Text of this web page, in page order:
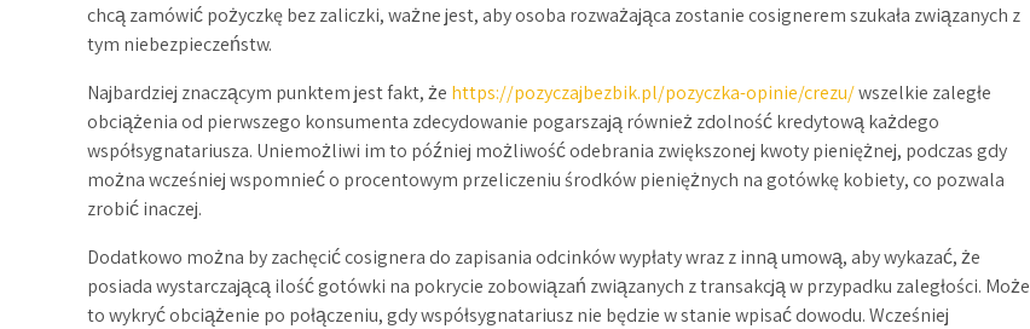
chcą zamówić pożyczkę bez zaliczki, ważne jest, aby osoba rozważająca zostanie cosignerem szukała związanych z
tym niebezpieczeństw.
Najbardziej znaczącym punktem jest fakt, że https://pozyczajbezbik.pl/pozyczka-opinie/crezu/wszelkie zaległe
obciążenia od pierwszego konsumenta zdecydowanie pogarszają również zdolność kredytową każdego
współsygnatariusza. Uniemożliwi im to później możliwość odebrania zwiększonej kwoty pieniężnej, podczas gdy
można wcześniej wspomnieć o procentowym przeliczeniu środków pieniężnych na gotówkę kobiety, co pozwala
zrobić inaczej.
Dodatkowo można by zachęcić cosignera do zapisania odcinków wypłaty wraz z inną umową, aby wykazać, że
posiada wystarczającą ilość gotówki na pokrycie zobowiązań związanych z transakcją w przypadku zaległości. Może
to wykryć obciążenie po połączeniu, gdy współsygnatariusz nie będzie w stanie wpisać dowodu. Wcześniej